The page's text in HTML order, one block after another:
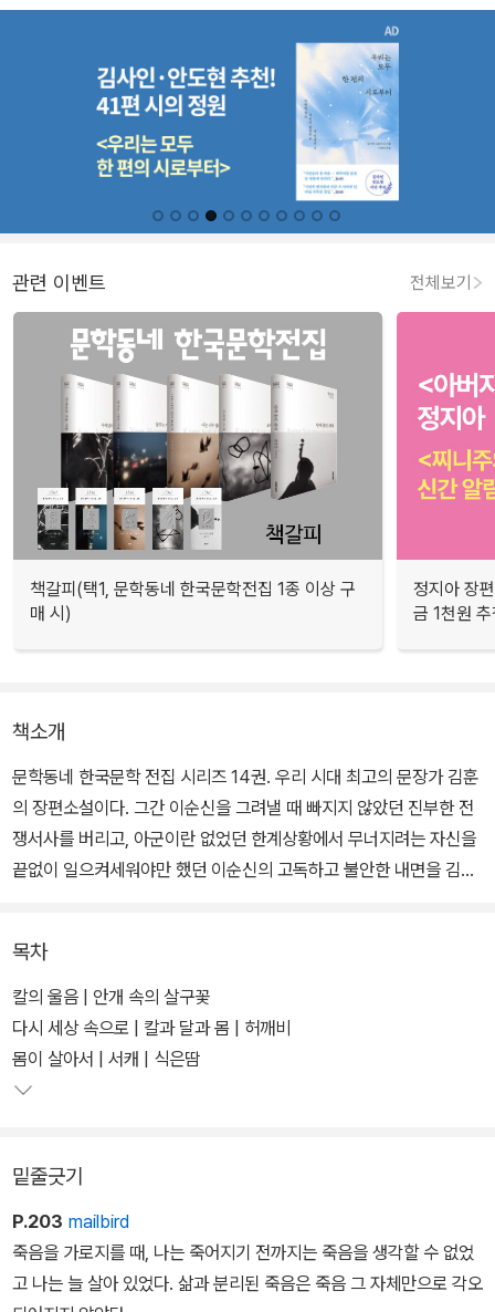
관련 이벤트 전체보기
책갈피(택1, 문학동네 한국문학전집 1종 이상 구
매 시)
정지아 장
금 1천원
책소개
문학동네 한국문학 전집 시리즈 14권. 우리 시대 최고의 문장가 김훈
의 장편소설이다. 그간 이순신을 그려낼 때 빠지지 않았던 진부한 전
쟁서사를 버리고, 아군이란 없었던 한계상황에서 무너지려는 자신을
끝없이 일으켜세워야만 했던 이순신의 고독하고 불안한 내면을 김훈
김훈은 전쟁터에서 명예롭게 죽고자 하는 무인 이순신이 정작 전쟁
외의 상황 때문에 겪었을 인간적인 고뇌를 사실적으로 그려낸다. 선
조의 실정(失政)에 의한 불안, 강대국인 명의 비위를 맞추며 나라를
지켜내야 하는 약소국의 한(恨), 한 사람의 가장으로서 가족을 구하
지 못한 그의 슬픔 등이 전쟁의 경과보다 더욱 세세하게 밝혀진다.
목차
칼의 울음 | 안개 속의 살구꽃
다시 세상 속으로 | 칼과 달과 몸 | 허깨비
몸이 살아서 | 서캐 | 식은땀
밑줄긋기
P.203 mailbird
죽음을 가로지를 때, 나는 죽어지기 전까지는 죽음을 생각할 수 없었
고 나는 늘 살아 있었다. 삶과 분리된 죽음은 죽음 그 자체만으로 각오